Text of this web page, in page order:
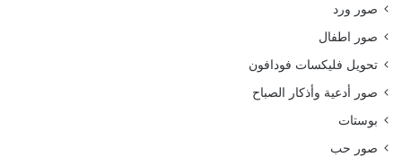
صور ورد
صور اطفال
تحويل فليكسات فودافون
صور أدعية وأذكار الصباح
بوستات
صور حب